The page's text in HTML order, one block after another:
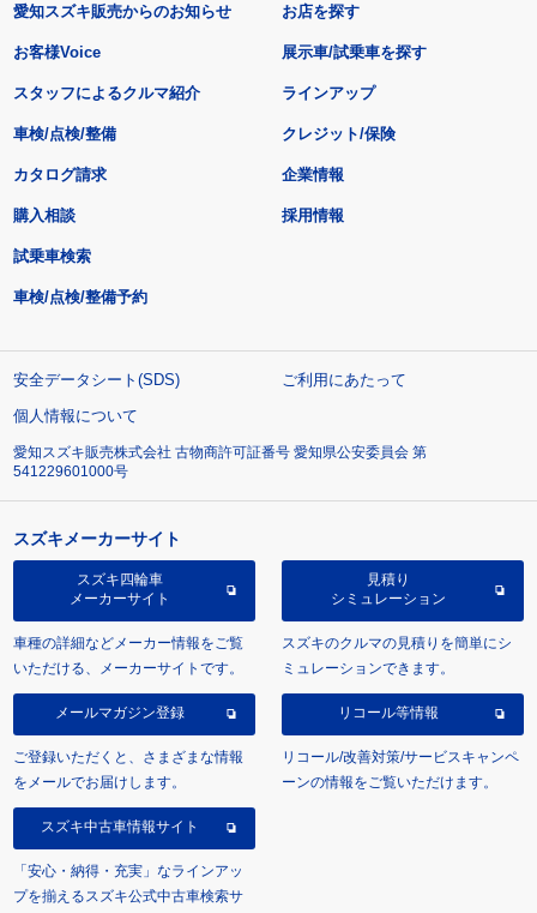
愛知スズキ販売からのお知らせ
お客様Voice
スタッフによるクルマ紹介
お店を探す
展示車/試乗車を探す
ラインアップ
車検/点検/整備 クレジット/保険
カタログ請求
購入相談
試乗車検索
車検/点検/整備予約
企業情報
採用情報
安全データシート(SDS)
ご利用にあたって
個人情報について
愛知スズキ販売株式会社 古物商許可証番号 愛知県公安委員会 第
541229601000号
スズキメーカーサイト
スズキ四輪車
メーカーサイト
車種の詳細などメーカー情報をご覧
いただける、メーカーサイトです。
見積り
シミュレーション
スズキのクルマの見積りを簡単にシ
ミュレーションできます。
メールマガジン登録
ご登録いただくと、さまざまな情報
をメールでお届けします。
リコール等情報
リコール/改善対策/サービスキャンペ
ーンの情報をご覧いただけます。
スズキ中古車情報サイト
「安心・納得・充実」なラインアッ
プを揃えるスズキ公式中古車検索サ